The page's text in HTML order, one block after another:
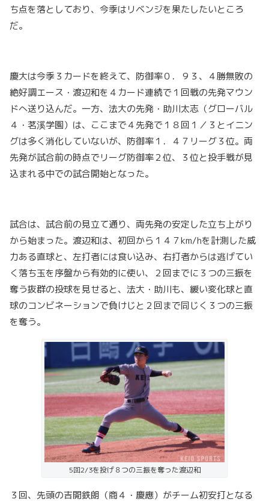
ち点を落としており、今季はリベンジを果たしたいところ
だ。
慶大は今季３カードを終えて、防御率０．９３、４勝無敗の
絶好調エース・渡辺和を４カード連続で１回戦の先発マウン
ドへ送り込んだ。一方、法大の先発・助川太志（グローバル
４・茗溪学園）は、ここまで４先発で１８回１／３とイニン
グは多く消化していないが、防御率１．４７リーグ３位。両
先発が試合前の時点でリーグ防御率２位、３位と投手戦が見
込まれる中での試合開始となった。
試合は、試合前の見立て通り、両先発の安定した立ち上がり
から始まった。渡辺和は、初回から１４７km/hを計測した威
力ある直球と、左打者には食い込み、右打者からは逃げてい
く落ち玉を序盤から有効的に使い、２回までに３つの三振を
奪う抜群の投球を見せると、法大・助川も、緩い変化球と直
球のコンビネーションで負けじと２回まで同じく３つの三振
を奪う。
5回2/3を投げ８つの三振を奪った渡辺和
３回、先頭の吉開鉄朗（商４・慶應）がチーム初安打となる